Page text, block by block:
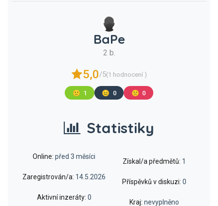
BaPe
2 b.
5,0/5(1 hodnocení )
🙂 1 😐 0 🙁 0
Statistiky
Online: před 3 měsíci
Zaregistrován/a: 14.5.2026
Aktivní inzeráty: 0
Získal/a předmětů: 1
Příspěvků v diskuzi: 0
Kraj: nevyplněno